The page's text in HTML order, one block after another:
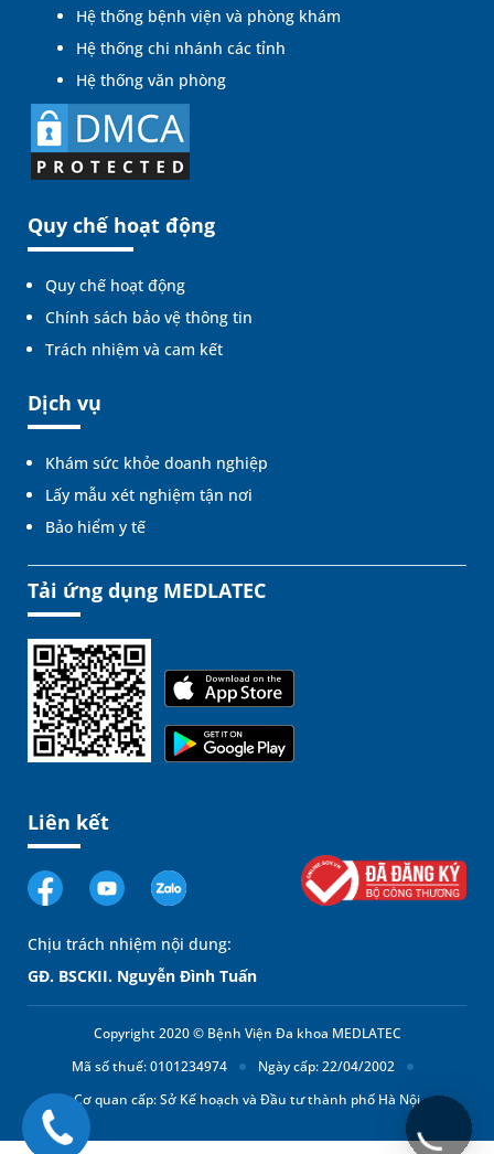
Hệ thống bệnh viện và phòng khám
Hệ thống chi nhánh các tỉnh
Hệ thống văn phòng
Quy chế hoạt động
Quy chế hoạt động
Chính sách bảo vệ thông tin
Trách nhiệm và cam kết
Dịch vụ
Khám sức khỏe doanh nghiệp
Lấy mẫu xét nghiệm tận nơi
Bảo hiểm y tế
Tải ứng dụng MEDLATEC
Liên kết
Chịu trách nhiệm nội dung:
GĐ. BSCKII. Nguyễn Đình Tuấn
Copyright 2020 © Bệnh Viện Đa khoa MEDLATEC
Mã số thuế: 0101234974
Ngày cấp: 22/04/2002
Cơ quan cấp: Sở Kế hoạch và Đầu tư thành phố Hà Nội